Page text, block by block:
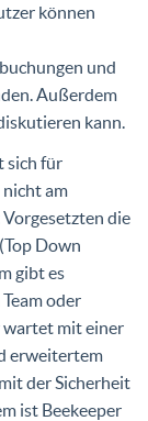
können
und
Außerdem
kann.
sich für
am
die
Down
gibt es
oder
wartet mit einer
erweitertem
der Sicherheit
ist Beekeeper